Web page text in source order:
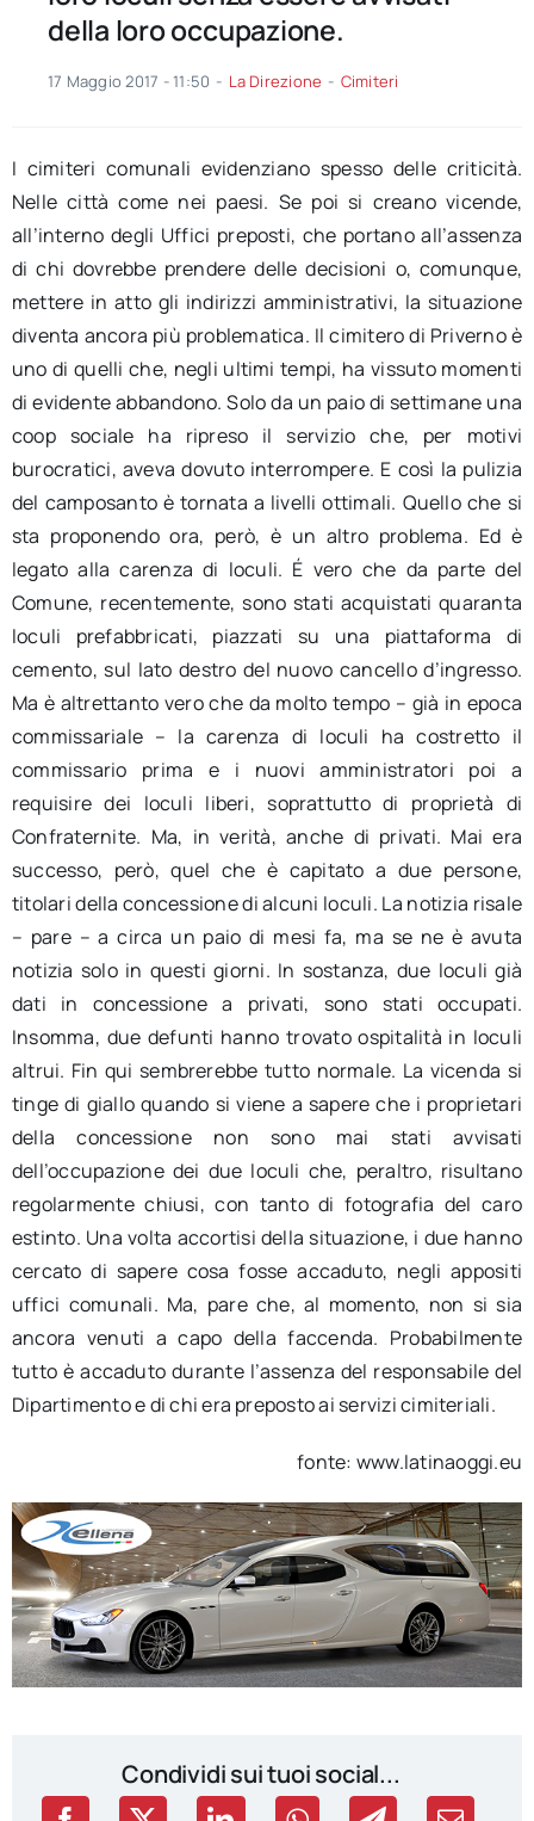
della loro occupazione.
17 Maggio 2017 - 11:50 - La Direzione - Cimiteri
I cimiteri comunali evidenziano spesso delle criticità.
Nelle città come nei paesi. Se poi si creano vicende,
all’interno degli Uffici preposti, che portano all’assenza
di chi dovrebbe prendere delle decisioni o, comunque,
mettere in atto gli indirizzi amministrativi, la situazione
diventa ancora più problematica. Il cimitero di Priverno è
uno di quelli che, negli ultimi tempi, ha vissuto momenti
di evidente abbandono. Solo da un paio di settimane una
coop sociale ha ripreso il servizio che, per motivi
burocratici, aveva dovuto interrompere. E così la pulizia
del camposanto è tornata a livelli ottimali. Quello che si
sta proponendo ora, però, è un altro problema. Ed è
legato alla carenza di loculi. É vero che da parte del
Comune, recentemente, sono stati acquistati quaranta
loculi prefabbricati, piazzati su una piattaforma di
cemento, sul lato destro del nuovo cancello d’ingresso.
Ma è altrettanto vero che da molto tempo – già in epoca
commissariale – la carenza di loculi ha costretto il
commissario prima e i nuovi amministratori poi a
requisire dei loculi liberi, soprattutto di proprietà di
Confraternite. Ma, in verità, anche di privati. Mai era
successo, però, quel che è capitato a due persone,
titolari della concessione di alcuni loculi. La notizia risale
– pare – a circa un paio di mesi fa, ma se ne è avuta
notizia solo in questi giorni. In sostanza, due loculi già
dati in concessione a privati, sono stati occupati.
Insomma, due defunti hanno trovato ospitalità in loculi
altrui. Fin qui sembrerebbe tutto normale. La vicenda si
tinge di giallo quando si viene a sapere che i proprietari
della concessione non sono mai stati avvisati
dell’occupazione dei due loculi che, peraltro, risultano
regolarmente chiusi, con tanto di fotografia del caro
estinto. Una volta accortisi della situazione, i due hanno
cercato di sapere cosa fosse accaduto, negli appositi
uffici comunali. Ma, pare che, al momento, non si sia
ancora venuti a capo della faccenda. Probabilmente
tutto è accaduto durante l’assenza del responsabile del
Dipartimento e di chi era preposto ai servizi cimiteriali.
fonte: www.latinaoggi.eu
Condividi sui tuoi social...